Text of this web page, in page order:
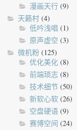
漫画天行 (9)
天籁村 (4)
低吟浅唱 (1)
原声虚空 (3)
微机粉 (125)
优化美化 (8)
前端琐志 (8)
技术细节 (50)
新软心软 (26)
空盘硬语 (9)
赛博空间 (24)